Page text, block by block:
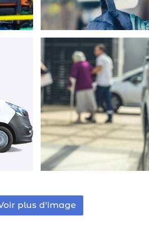
Agrandir la
plus d'image